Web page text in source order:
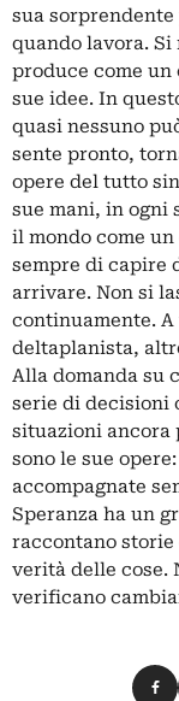
sua
quando lavora.
produce come un
sue idee. In
quasi nessuno
sente pronto,
opere del tutto
sue mani, in ogni
il mondo come
sempre di capire
arrivare. Non si
continuamente.
deltaplanista,
Alla domanda su
serie di decisioni
situazioni ancora
sono le sue
accompagnate
Speranza ha un
raccontano
verità delle cose.
verificano